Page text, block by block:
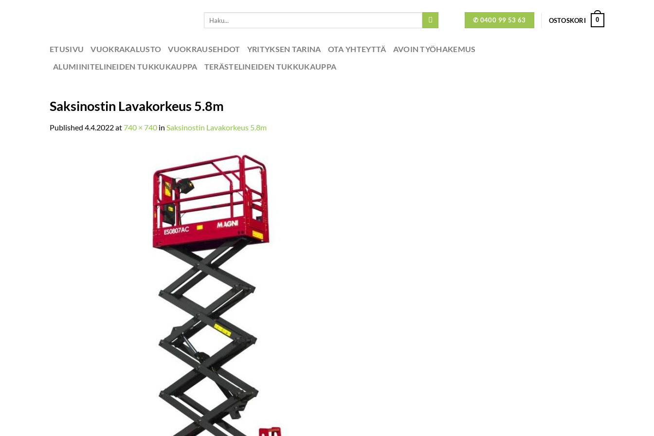
✆ 0400 99 53 63 OSTOSKORI 0
ETUSIVU VUOKRAKALUSTO VUOKRAUSEHDOT YRITYKSEN TARINA OTA YHTEYTTÄ
AVOIN TYÖHAKEMUS
ALUMIINITELINEIDEN TUKKUKAUPPA
TERÄSTELINEIDEN TUKKUKAUPPA
Saksinostin Lavakorkeus 5.8m
Published 4.4.2022at 740 × 740 in Saksinostin Lavakorkeus 5.8m